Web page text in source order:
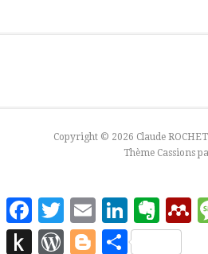
Copyright © 2026 Claude
Thème Cassions
FacebookTwitterEmail LinkedInEvernote
Push
to
WordPress
BloggerPartager